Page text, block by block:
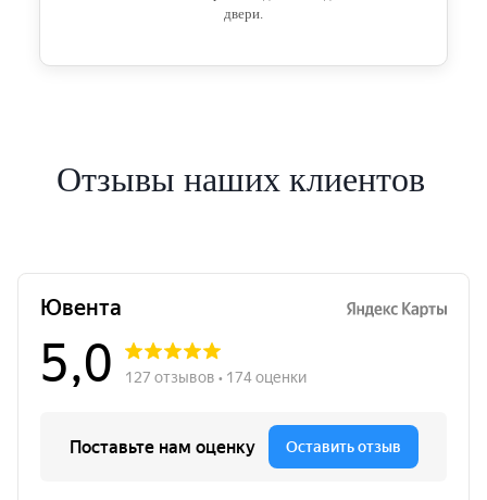
двери.
Отзывы наших клиентов